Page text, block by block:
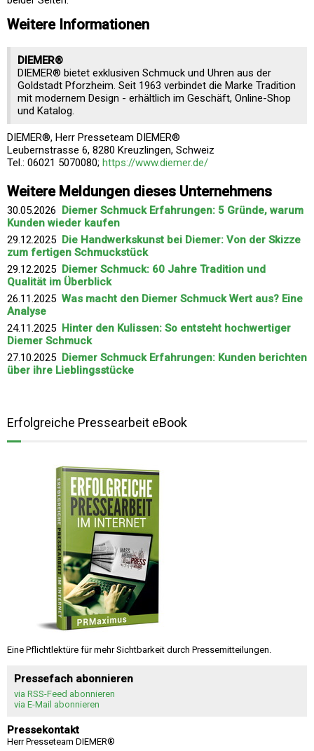
Weitere Informationen
DIEMER®
DIEMER® bietet exklusiven Schmuck und Uhren aus der
Goldstadt Pforzheim. Seit 1963 verbindet die Marke Tradition
mit modernem Design - erhältlich im Geschäft, Online-Shop
und Katalog.
DIEMER®, Herr Presseteam DIEMER®
Leubernstrasse 6, 8280 Kreuzlingen, Schweiz
Tel.: 06021 5070080; https://www.diemer.de/
Weitere Meldungen dieses Unternehmens
30.05.2026 Diemer Schmuck Erfahrungen: 5 Gründe, warum
Kunden wieder kaufen
29.12.2025 Die Handwerkskunst bei Diemer: Von der Skizze
zum fertigen Schmuckstück
29.12.2025 Diemer Schmuck: 60 Jahre Tradition und
Qualität im Überblick
26.11.2025 Was macht den Diemer Schmuck Wert aus? Eine
Analyse
24.11.2025 Hinter den Kulissen: So entsteht hochwertiger
Diemer Schmuck
27.10.2025 Diemer Schmuck Erfahrungen: Kunden berichten
über ihre Lieblingsstücke
Erfolgreiche Pressearbeit eBook
Eine Pflichtlektüre für mehr Sichtbarkeit durch Pressemitteilungen.
Pressefach abonnieren
via RSS-Feed abonnieren
via E-Mail abonnieren
Pressekontakt
Herr Presseteam DIEMER®